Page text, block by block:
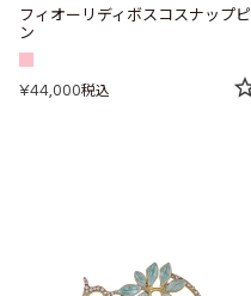
フィオーリディボスコスナップピ
ン
¥44,000税込